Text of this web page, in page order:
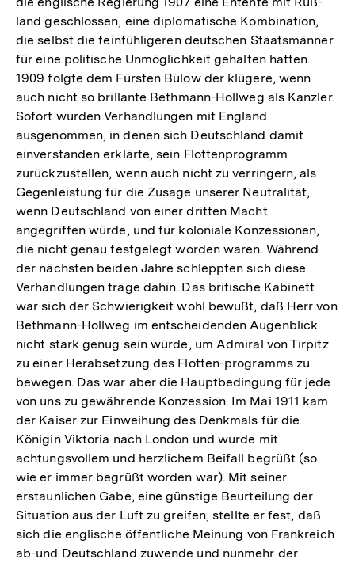
land geschlossen, eine diplomatische Kombination,
die selbst die feinfühligeren deutschen Staatsmänner
für eine politische Unmöglichkeit gehalten hatten.
1909 folgte dem Fürsten Bülow der klügere, wenn
auch nicht so brillante Bethmann-Hollweg als Kanzler.
Sofort wurden Verhandlungen mit England
ausgenommen, in denen sich Deutschland damit
einverstanden erklärte, sein Flottenprogramm
zurückzustellen, wenn auch nicht zu verringern, als
Gegenleistung für die Zusage unserer Neutralität,
wenn Deutschland von einer dritten Macht
angegriffen würde, und für koloniale Konzessionen,
die nicht genau festgelegt worden waren. Während
der nächsten beiden Jahre schleppten sich diese
Verhandlungen träge dahin. Das britische Kabinett
war sich der Schwierigkeit wohl bewußt, daß Herr von
Bethmann-Hollweg im entscheidenden Augenblick
nicht stark genug sein würde, um Admiral von Tirpitz
zu einer Herabsetzung des Flotten-programms zu
bewegen. Das war aber die Hauptbedingung für jede
von uns zu gewährende Konzession. Im Mai 1911 kam
der Kaiser zur Einweihung des Denkmals für die
Königin Viktoria nach London und wurde mit
achtungsvollem und herzlichem Beifall begrüßt (so
wie er immer begrüßt worden war). Mit seiner
erstaunlichen Gabe, eine günstige Beurteilung der
Situation aus der Luft zu greifen, stellte er fest, daß
sich die englische öffentliche Meinung von Frankreich
ab-und Deutschland zuwende und nunmehr der